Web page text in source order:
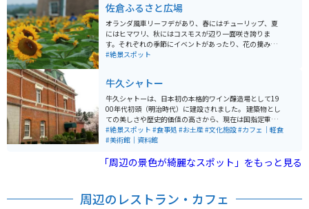
咲」「おかむらさき」「グロッソ」という3種類のラベ
ンダー約5,000株も栽培されています。 毎年6月上旬から
7月上旬にかけてラベンダーまつりが開催され、春から
夏にかけて異なる種類のラベンダーを楽しむことができ
ます。また、園内にはピンクのコスモス畑やバラ園もあ
も楽しめます。
佐倉ふるさと広場
オランダ風車リーフデがあり、春にはチューリップ、夏
にはヒマワリ、秋にはコスモスが辺り一面咲き誇りま
す。それぞれの季節にイベントがあったり、花の摘み取
りもできます。近くにサイクリングロードもあり、自転
#絶景スポット
牛久シャトー
牛久シャトーは、日本初の本格的ワイン醸造場として19
00年代初頭（明治時代）に建設されました。 建築物とし
ての美しさや歴史的価値の高さから、現在は国指定重要
文化財と近代化産業遺産に指定されており、建物の一部
分が見学施設やレストランなどとして利用されているほ
敷地内を散策できるほか、ワインにまつわるお土産を購
#絶景スポット #食事処 #お土産#文化施設#カフェ｜軽食
#美術館｜資料館
「周辺の景色が綺麗なスポット」をもっと見る
周辺のレストラン・カフェ